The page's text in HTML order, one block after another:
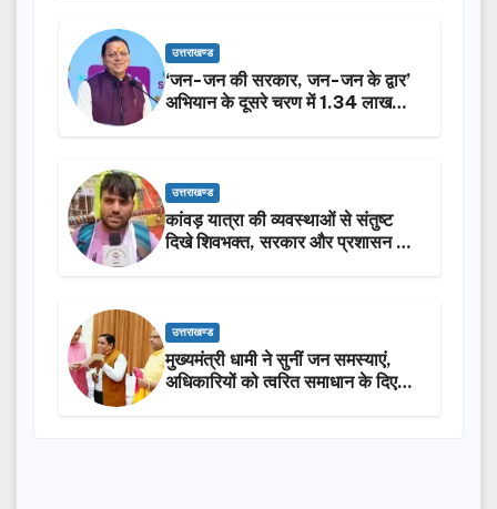
उत्तराखण्ड
‘जन-जन की सरकार, जन-जन के द्वार’
अभियान के दूसरे चरण में 1.34 लाख
उत्तराखण्ड
कांवड़ यात्रा की व्यवस्थाओं से संतुष्ट
दिखे शिवभक्त, सरकार और प्रशासन की
उत्तराखण्ड
मुख्यमंत्री धामी ने सुनीं जन समस्याएं,
अधिकारियों को त्वरित समाधान के दिए